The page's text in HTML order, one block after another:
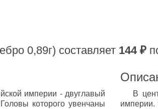
0,89г) составляет 144 ₽
империи - двуглавый
которого увенчаны
В